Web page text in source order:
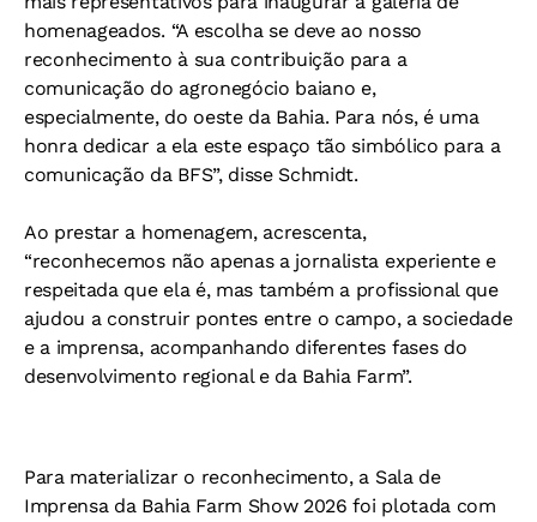
homenageados. “A escolha se deve ao nosso
reconhecimento à sua contribuição para a
comunicação do agronegócio baiano e,
especialmente, do oeste da Bahia. Para nós, é uma
honra dedicar a ela este espaço tão simbólico para a
comunicação da BFS”, disse Schmidt.
Ao prestar a homenagem, acrescenta,
“reconhecemos não apenas a jornalista experiente e
respeitada que ela é, mas também a profissional que
ajudou a construir pontes entre o campo, a sociedade
e a imprensa, acompanhando diferentes fases do
desenvolvimento regional e da Bahia Farm”.
Para materializar o reconhecimento, a Sala de
Imprensa da Bahia Farm Show 2026 foi plotada com